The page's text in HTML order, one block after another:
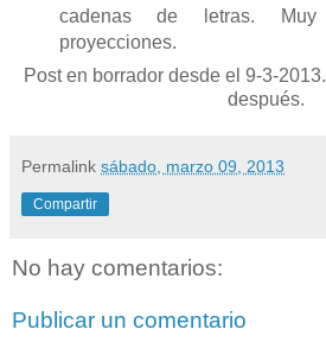
cadenas de letras. Muy
proyecciones.
Post en borrador desde el 9-3-
después.
Permalink sábado, marzo 09, 2013
Compartir
No hay comentarios:
Publicar un comentario